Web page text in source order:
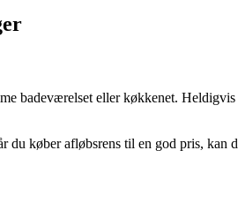
badeværelset eller køkkenet.
køber afløbsrens til en god pris, kan